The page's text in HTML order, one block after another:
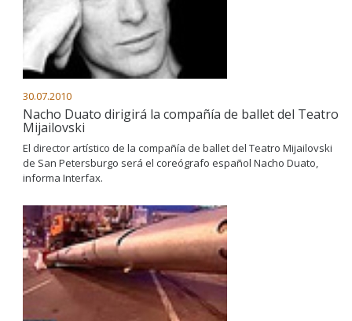
30.07.2010
Nacho Duato dirigirá la compañía de ballet del Teatro
Mijailovski
El director artístico de la compañía de ballet del Teatro Mijailovski
de San Petersburgo será el coreógrafo español Nacho Duato,
informa Interfax.